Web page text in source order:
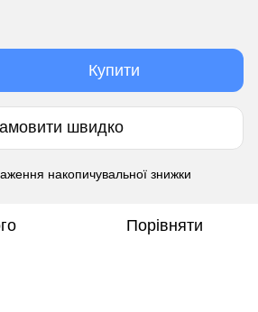
Купити
швидко
накопичувальної знижки
Порівняти